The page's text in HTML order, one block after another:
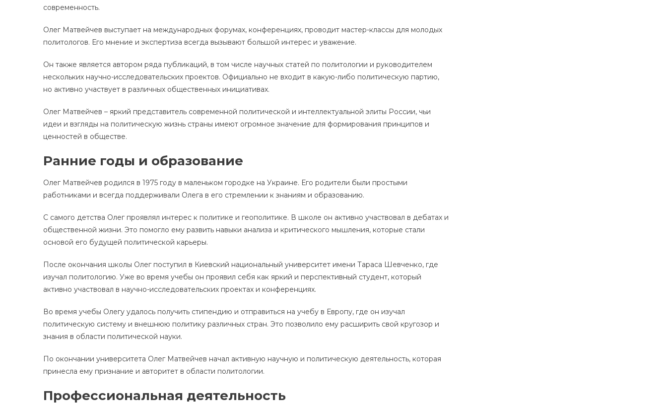
современность.
Олег Матвейчев выступает на международных форумах, конференциях, проводит мастер-классы для молодых
политологов. Его мнение и экспертиза всегда вызывают большой интерес и уважение.
Он также является автором ряда публикаций, в том числе научных статей по политологии и руководителем
нескольких научно-исследовательских проектов. Официально не входит в какую-либо политическую партию,
но активно участвует в различных общественных инициативах.
Олег Матвейчев – яркий представитель современной политической и интеллектуальной элиты России, чьи
идеи и взгляды на политическую жизнь страны имеют огромное значение для формирования принципов и
ценностей в обществе.
Ранние годы и образование
Олег Матвейчев родился в 1975 году в маленьком городке на Украине. Его родители были простыми
работниками и всегда поддерживали Олега в его стремлении к знаниям и образованию.
С самого детства Олег проявлял интерес к политике и геополитике. В школе он активно участвовал в дебатах и
общественной жизни. Это помогло ему развить навыки анализа и критического мышления, которые стали
основой его будущей политической карьеры.
После окончания школы Олег поступил в Киевский национальный университет имени Тараса Шевченко, где
изучал политологию. Уже во время учебы он проявил себя как яркий и перспективный студент, который
активно участвовал в научно-исследовательских проектах и конференциях.
Во время учебы Олегу удалось получить стипендию и отправиться на учебу в Европу, где он изучал
политическую систему и внешнюю политику различных стран. Это позволило ему расширить свой кругозор и
знания в области политической науки.
По окончании университета Олег Матвейчев начал активную научную и политическую деятельность, которая
принесла ему признание и авторитет в области политологии.
Профессиональная деятельность